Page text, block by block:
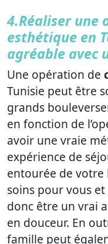
4.Réaliser une
esthétique en
agréable avec
Une opération de
Tunisie peut être
grands
en fonction de
avoir une vraie
expérience de
entourée de
soins pour vous
donc être un vrai
en douceur. En
famille peut